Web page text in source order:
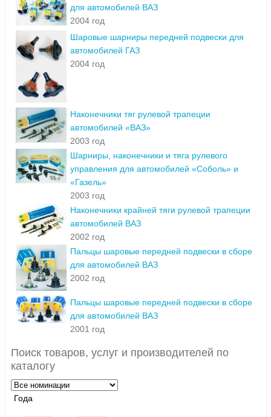
для автомобилей ВАЗ
2004 год
Шаровые шарниры передней подвески для
автомобилей ГАЗ
2004 год
Наконечники тяг рулевой трапеции
автомобилей «ВАЗ»
2003 год
Шарниры, наконечники и тяга рулевого
управления для автомобилей «Соболь» и
«Газель»
2003 год
Наконечники крайней тяги рулевой трапеции
автомобилей ВАЗ
2002 год
Пальцы шаровые передней подвески в сборе
для автомобилей ВАЗ
2002 год
Пальцы шаровые передней подвески в сборе
для автомобилей ВАЗ
2001 год
Поиск товаров, услуг и производителей по
каталогу
Года